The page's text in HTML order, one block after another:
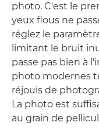
photo. C'est le
yeux flous ne
réglez le
limitant le bruit
passe pas bien à
photo modernes
réjouis de
La photo est
au grain de